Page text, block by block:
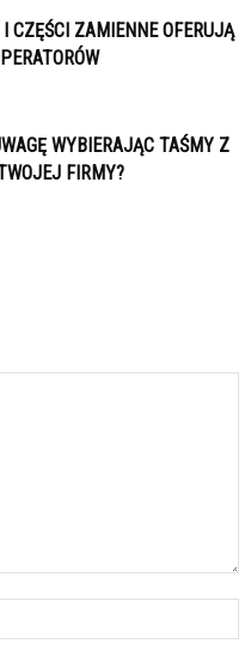
CZĘŚCI ZAMIENNE OFERUJĄ
WYBIERAJĄC TAŚMY Z
FIRMY?